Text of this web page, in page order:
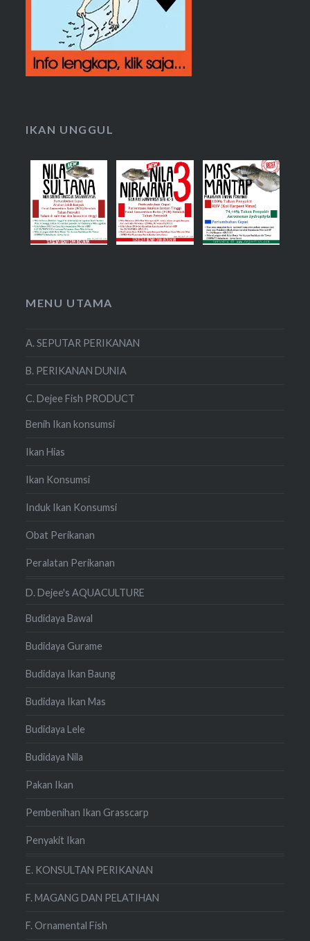
IKAN UNGGUL
MENU UTAMA
A. SEPUTAR PERIKANAN
B. PERIKANAN DUNIA
C. Dejee Fish PRODUCT
Benih Ikan konsumsi
Ikan Hias
Ikan Konsumsi
Induk Ikan Konsumsi
Obat Perikanan
Peralatan Perikanan
D. Dejee's AQUACULTURE
Budidaya Bawal
Budidaya Gurame
Budidaya Ikan Baung
Budidaya Ikan Mas
Budidaya Lele
Budidaya Nila
Pakan Ikan
Pembenihan Ikan Grasscarp
Penyakit Ikan
E. KONSULTAN PERIKANAN
F. MAGANG DAN PELATIHAN
F. Ornamental Fish